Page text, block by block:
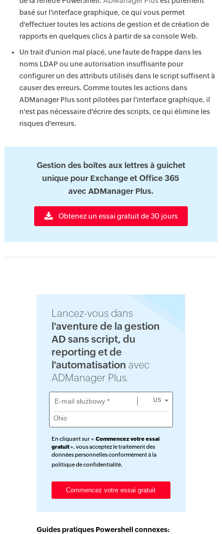
basé sur l'interface graphique, ce qui vous permet
d'effectuer toutes les actions de gestion et de création de
rapports en quelques clics à partir de sa console Web.
Un trait d'union mal placé, une faute de frappe dans les
noms LDAP ou une autorisation insuffisante pour
configurer un des attributs utilisés dans le script suffisent à
causer des erreurs. Comme toutes les actions dans
ADManager Plus sont pilotées par l'interface graphique, il
n'est pas nécessaire d'écrire des scripts, ce qui élimine les
risques d'erreurs.
Gestion des boîtes aux lettres à guichet
unique pour Exchange et Office 365
avec ADManager Plus.
Obtenez un essai gratuit de 30 jours
Lancez-vous dans
l'aventure de la gestion
AD sans script, du
reporting et de
l'automatisation avec
ADManager Plus.
US
En cliquant sur « Commencez votre essai
gratuit», vous acceptez le traitement des
données personnelles conformément à la
politique de confidentialité.
Guides pratiques Powershell connexes: